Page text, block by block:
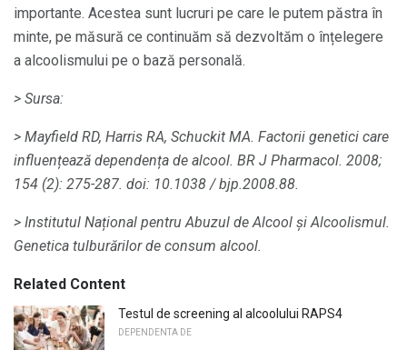
importante. Acestea sunt lucruri pe care le putem păstra în
minte, pe măsură ce continuăm să dezvoltăm o înțelegere
a alcoolismului pe o bază personală.
> Sursa:
> Mayfield RD, Harris RA, Schuckit MA. Factorii genetici care
influențează dependența de alcool. BR J Pharmacol. 2008;
154 (2): 275-287. doi: 10.1038 / bjp.2008.88.
> Institutul Național pentru Abuzul de Alcool și Alcoolismul.
Genetica tulburărilor de consum alcool.
Related Content
Testul de screening al alcoolului RAPS4
DEPENDENTA DE